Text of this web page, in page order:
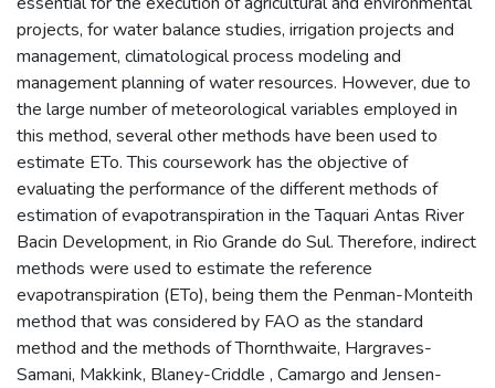
projects, for water balance studies, irrigation projects and
management, climatological process modeling and
management planning of water resources. However, due to
the large number of meteorological variables employed in
this method, several other methods have been used to
estimate ETo. This coursework has the objective of
evaluating the performance of the different methods of
estimation of evapotranspiration in the Taquari Antas River
Bacin Development, in Rio Grande do Sul. Therefore, indirect
methods were used to estimate the reference
evapotranspiration (ETo), being them the Penman-Monteith
method that was considered by FAO as the standard
method and the methods of Thornthwaite, Hargraves-
Samani, Makkink, Blaney-Criddle , Camargo and Jensen-